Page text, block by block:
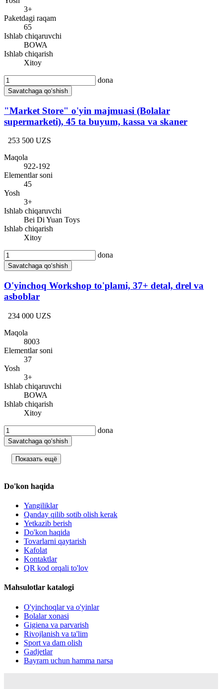
3+
Paketdagi raqam
65
Ishlab chiqaruvchi
BOWA
Ishlab chiqarish
Xitoy
dona
Savatchaga qo‘shish
"Market Store" o'yin majmuasi (Bolalar
supermarketi), 45 ta buyum, kassa va skaner
253 500 UZS
Maqola
922-192
Elementlar soni
45
Yosh
3+
Ishlab chiqaruvchi
Bei Di Yuan Toys
Ishlab chiqarish
Xitoy
dona
Savatchaga qo‘shish
O'yinchoq Workshop to'plami, 37+ detal, drel va
asboblar
234 000 UZS
Maqola
8003
Elementlar soni
37
Yosh
3+
Ishlab chiqaruvchi
BOWA
Ishlab chiqarish
Xitoy
dona
Savatchaga qo‘shish
Показать ещё
Do'kon haqida
Yangiliklar
Qanday qilib sotib olish kerak
Yetkazib berish
Do'kon haqida
Tovarlarni qaytarish
Kafolat
Kontaktlar
QR kod orqali to'lov
Mahsulotlar katalogi
O'yinchoqlar va o'yinlar
Bolalar xonasi
Gigiena va parvarish
Rivojlanish va ta'lim
Sport va dam olish
Gadjetlar
Bayram uchun hamma narsa